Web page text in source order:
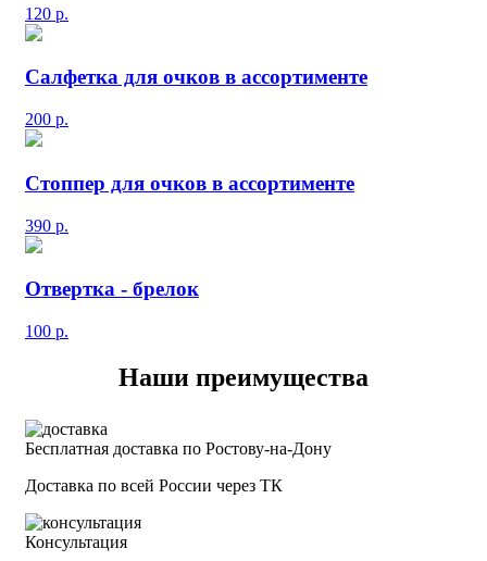
120 р.
Салфетка для очков в ассортименте
200 р.
Стоппер для очков в ассортименте
390 р.
Отвертка - брелок
100 р.
Наши преимущества
Бесплатная доставка по Ростову-на-Дону
Доставка по всей России через ТК
Консультация